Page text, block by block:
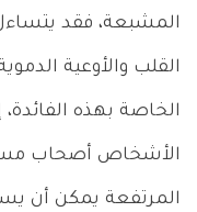
المشبعة، فقد
القلب والأوعية
الخاصة بهذه
الأشخاص أصحاب
المرتفعة يمكن أن